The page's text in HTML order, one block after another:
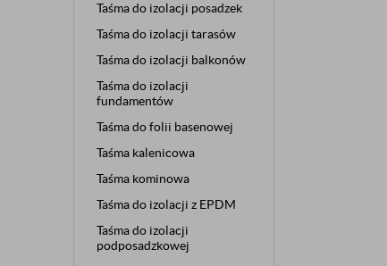
Taśma do izolacji posadzek
Taśma do izolacji tarasów
Taśma do izolacji balkonów
Taśma do izolacji
fundamentów
Taśma do folii basenowej
Taśma kalenicowa
Taśma kominowa
Taśma do izolacji z EPDM
Taśma do izolacji
podposadzkowej